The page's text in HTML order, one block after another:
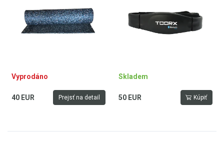
Vyprodáno
40 EUR Prejsť na detail
Skladem
50 EUR Kúpiť